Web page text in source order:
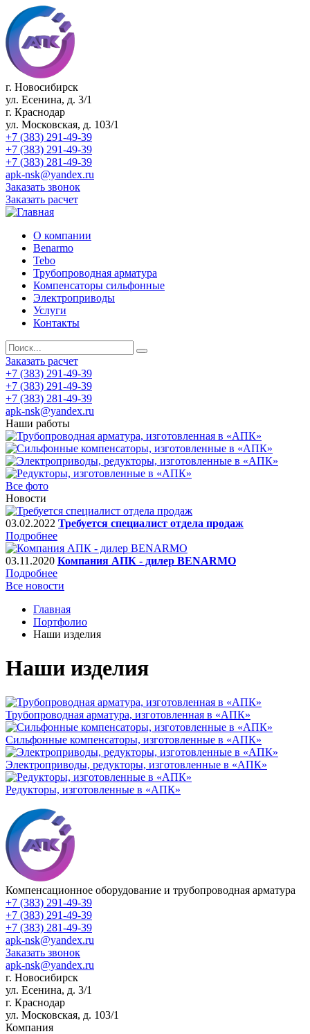
г. Новосибирск
ул. Есенина, д. 3/1
г. Краснодар
ул. Московская, д. 103/1
+7 (383) 291-49-39
+7 (383) 291-49-39
+7 (383) 281-49-39
apk-nsk@yandex.ru
Заказать звонок
Заказать расчет
О компании
Benarmo
Tebo
Трубопроводная арматура
Компенсаторы сильфонные
Электроприводы
Услуги
Контакты
Заказать расчет
+7 (383) 291-49-39
+7 (383) 291-49-39
+7 (383) 281-49-39
apk-nsk@yandex.ru
Наши работы
Все фото
Новости
03.02.2022 Требуется специалист отдела продаж
Подробнее
03.11.2020 Компания АПК - дилер BENARMO
Подробнее
Все новости
Главная
Портфолио
Наши изделия
Наши изделия
Трубопроводная арматура, изготовленная в «АПК»
Сильфонные компенсаторы, изготовленные в «АПК»
Электроприводы, редукторы, изготовленные в «АПК»
Редукторы, изготовленные в «АПК»
Компенсационное оборудование и трубопроводная арматура
+7 (383) 291-49-39
+7 (383) 291-49-39
+7 (383) 281-49-39
apk-nsk@yandex.ru
Заказать звонок
apk-nsk@yandex.ru
г. Новосибирск
ул. Есенина, д. 3/1
г. Краснодар
ул. Московская, д. 103/1
Компания